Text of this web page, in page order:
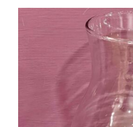
AÑADIR AL